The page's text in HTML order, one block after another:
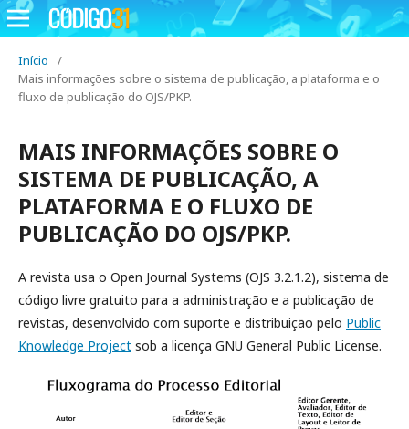
Início
/
Mais informações sobre o sistema de publicação, a plataforma e o
fluxo de publicação do OJS/PKP.
MAIS INFORMAÇÕES SOBRE O
SISTEMA DE PUBLICAÇÃO, A
PLATAFORMA E O FLUXO DE
PUBLICAÇÃO DO OJS/PKP.
A revista usa o Open Journal Systems (OJS 3.2.1.2), sistema de
código livre gratuito para a administração e a publicação de
revistas, desenvolvido com suporte e distribuição pelo Public
Knowledge Project sob a licença GNU General Public License.